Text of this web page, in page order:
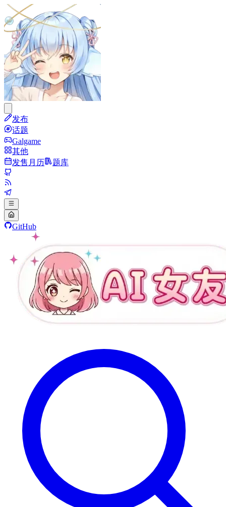
发布
话题
Galgame
其他
发售月历
题库
GitHub